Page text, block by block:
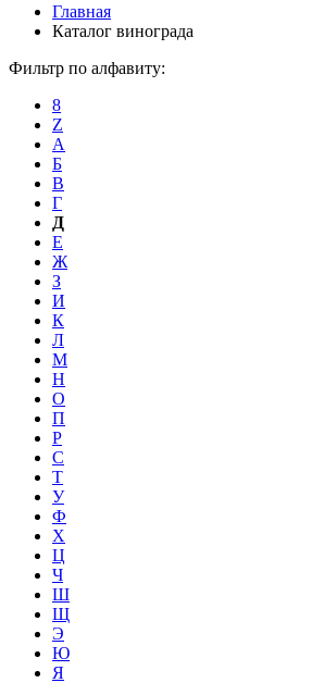
Главная
Каталог винограда
Фильтр по алфавиту:
8
Z
А
Б
В
Г
Д
Е
Ж
З
И
К
Л
М
Н
О
П
Р
С
Т
У
Ф
Х
Ц
Ч
Ш
Щ
Э
Ю
Я